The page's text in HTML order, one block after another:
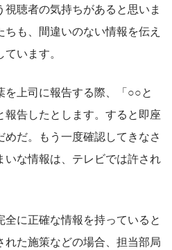
聴者の気持ちがあると思いま
も、間違いのない情報を伝え
います。
上司に報告する際、「○○と
告したとします。すると即座
だ。もう一度確認してきなさ
いな情報は、テレビでは許され
に正確な情報を持っていると
た施策などの場合、担当部局